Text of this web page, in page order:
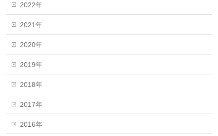
2022年
2021年
2020年
2019年
2018年
2017年
2016年